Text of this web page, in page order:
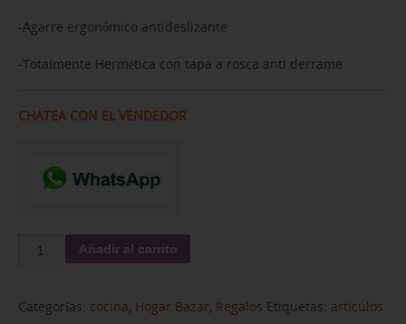
-Agarre ergonómico antideslizante
-Totalmente Hermética con tapa a rosca anti derrame
CHATEA CON EL VENDEDOR
Añadir al carrito
Categorías: cocina Hogar Bazar Regalos Etiquetas: articulos